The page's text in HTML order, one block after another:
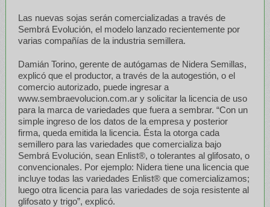
Las nuevas sojas serán comercializadas a través de
Sembrá Evolución, el modelo lanzado recientemente por
varias compañías de la industria semillera.
Damián Torino, gerente de autógamas de Nidera Semillas,
explicó que el productor, a través de la autogestión, o el
comercio autorizado, puede ingresar a
www.sembraevolucion.com.ar y solicitar la licencia de uso
para la marca de variedades que fuera a sembrar. “Con un
simple ingreso de los datos de la empresa y posterior
firma, queda emitida la licencia. Ésta la otorga cada
semillero para las variedades que comercializa bajo
Sembrá Evolución, sean Enlist®, o tolerantes al glifosato, o
convencionales. Por ejemplo: Nidera tiene una licencia que
incluye todas las variedades Enlist® que comercializamos;
luego otra licencia para las variedades de soja resistente al
glifosato y trigo”, explicó.